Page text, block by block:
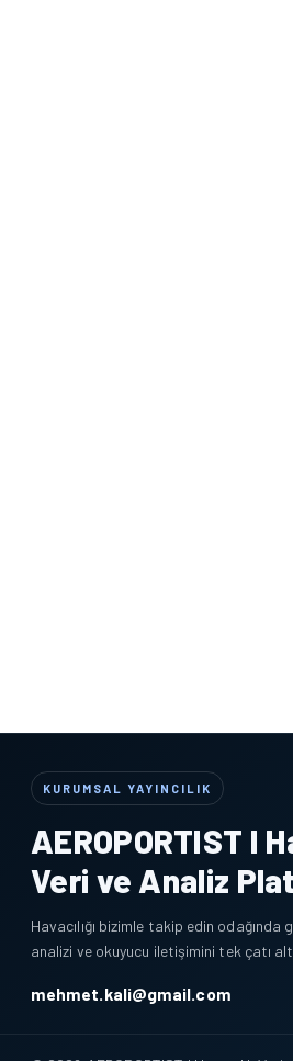
KURUMSAL YAYINCILIK
AEROPORTIST I
Veri ve Analiz
Havacılığı bizimle takip edin
analizi ve okuyucu iletişimini tek çatı
mehmet.kali@gmail.com